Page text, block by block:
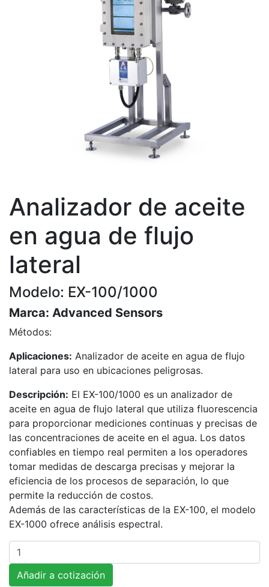
Analizador de aceite
en agua de flujo
lateral
Modelo: EX-100/1000
Marca: Advanced Sensors
Métodos:
Aplicaciones: Analizador de aceite en agua de flujo
lateral para uso en ubicaciones peligrosas.
Descripción: El EX-100/1000 es un analizador de
aceite en agua de flujo lateral que utiliza fluorescencia
para proporcionar mediciones continuas y precisas de
las concentraciones de aceite en el agua. Los datos
confiables en tiempo real permiten a los operadores
tomar medidas de descarga precisas y mejorar la
eficiencia de los procesos de separación, lo que
permite la reducción de costos.
Además de las características de la EX-100, el modelo
EX-1000 ofrece análisis espectral.
Cantidad
Añadir a cotización